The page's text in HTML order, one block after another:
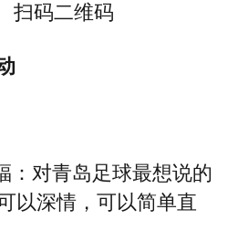
扫码二维码
：对青岛足球最想说的
以深情，可以简单直